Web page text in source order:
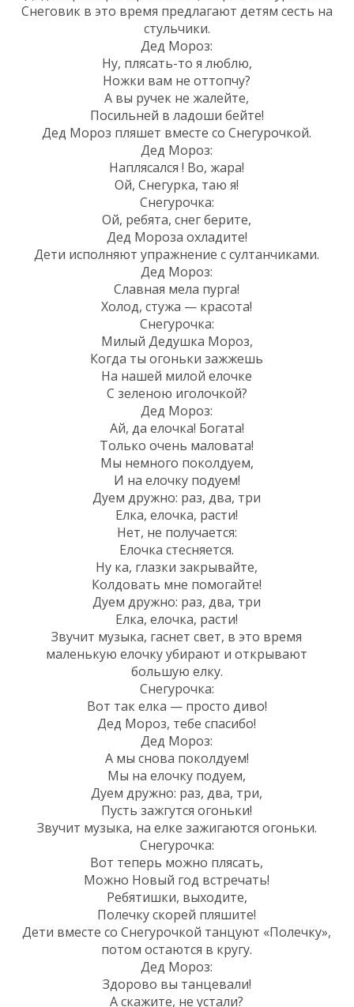
Снеговик в это время предлагают детям сесть на
стульчики.
Дед Мороз:
Ну, плясать-то я люблю,
Ножки вам не оттопчу?
А вы ручек не жалейте,
Посильней в ладоши бейте!
Дед Мороз пляшет вместе со Снегурочкой.
Дед Мороз:
Наплясался ! Во, жара!
Ой, Снегурка, таю я!
Снегурочка:
Ой, ребята, снег берите,
Дед Мороза охладите!
Дети исполняют упражнение с султанчиками.
Дед Мороз:
Славная мела пурга!
Холод, стужа — красота!
Снегурочка:
Милый Дедушка Мороз,
Когда ты огоньки зажжешь
На нашей милой елочке
С зеленою иголочкой?
Дед Мороз:
Ай, да елочка! Богата!
Только очень маловата!
Мы немного поколдуем,
И на елочку подуем!
Дуем дружно: раз, два, три
Елка, елочка, расти!
Нет, не получается:
Елочка стесняется.
Ну ка, глазки закрывайте,
Колдовать мне помогайте!
Дуем дружно: раз, два, три
Елка, елочка, расти!
Звучит музыка, гаснет свет, в это время
маленькую елочку убирают и открывают
большую елку.
Снегурочка:
Вот так елка — просто диво!
Дед Мороз, тебе спасибо!
Дед Мороз:
А мы снова поколдуем!
Мы на елочку подуем,
Дуем дружно: раз, два, три,
Пусть зажгутся огоньки!
Звучит музыка, на елке зажигаются огоньки.
Снегурочка:
Вот теперь можно плясать,
Можно Новый год встречать!
Ребятишки, выходите,
Полечку скорей пляшите!
Дети вместе со Снегурочкой танцуют «Полечку»,
потом остаются в кругу.
Дед Мороз:
Здорово вы танцевали!
А скажите, не устали?